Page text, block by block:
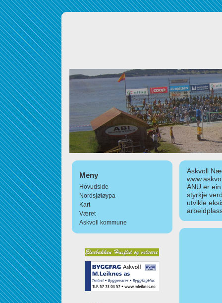
Meny
Hovudside
Nordsjøløypa
Kart
Været
Askvoll kommune
Askvoll
ANU er
styrkje
utvikle